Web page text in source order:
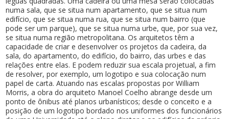
numa sala, que se situa num apartamento, que se situa num
edifício, que se situa numa rua, que se situa num bairro (que
pode ser um parque), que se situa numa urbe, que, por sua vez,
se situa numa região metropolitana. Os arquitetos têm a
capacidade de criar e desenvolver os projetos da cadeira, da
sala, do apartamento, do edifício, do bairro, das urbes e das
relações entre elas. E podem reduzir sua escala projetual, a fim
de resolver, por exemplo, um logotipo e sua colocação num
papel de carta. Atuando nas escalas propostas por William
Morris, a obra do arquiteto Manoel Coelho abrange desde um
ponto de ônibus até planos urbanísticos; desde o conceito e a
posição de um logotipo bordado nos uniformes dos funcionários